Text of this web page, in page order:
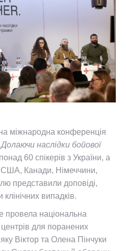
міжнародна конференція
наслідки бойової
60 спікерів з України, а
США, Канади, Німеччини,
представили доповіді,
випадків.
провела національна
для поранених
Віктор та Олена Пінчуки